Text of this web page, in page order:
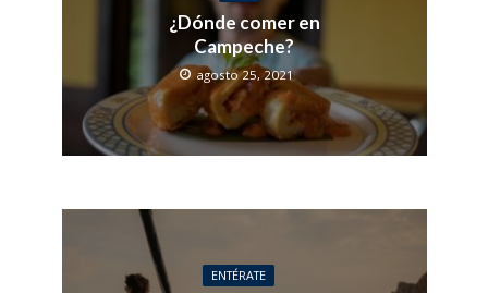
¿Dónde comer en
Campeche?
agosto 25, 2021
ENTÉRATE